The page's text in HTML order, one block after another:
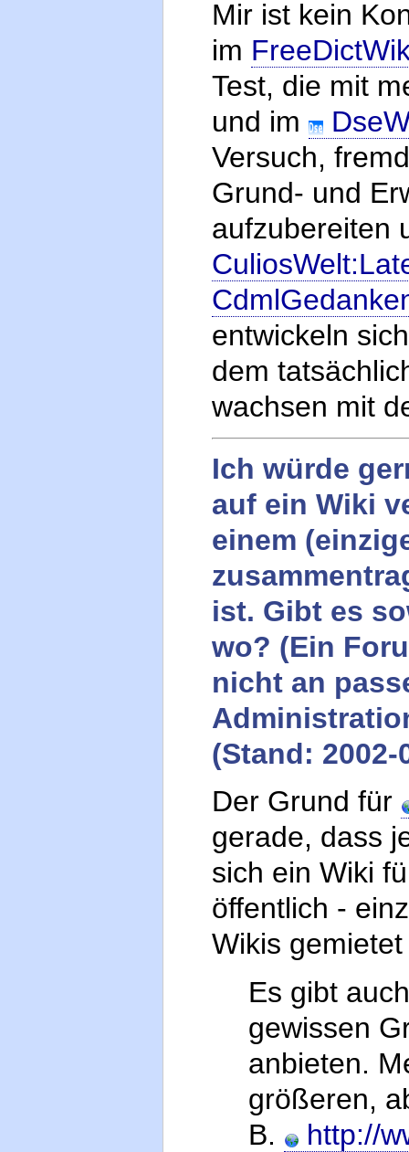
Mir ist kein
im
Test, die mit
und im
Versuch,
Grund- und
aufzubereiten
entwickeln
dem
wachsen mit
Ich würde
auf ein Wiki
einem
ist. Gibt es
wo? (Ein
nicht an
(Stand: 2002-
Der Grund für
gerade, dass
sich ein Wiki
öffentlich -
Wikis
Es gibt
gewissen
anbieten.
größeren,
B.
http://